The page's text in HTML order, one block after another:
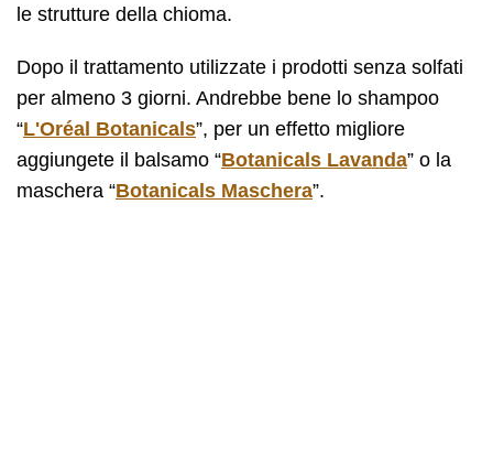
le strutture della chioma.
Dopo il trattamento utilizzate i prodotti senza solfati
per almeno 3 giorni. Andrebbe bene lo shampoo
“L'Oréal Botanicals”, per un effetto migliore
aggiungete il balsamo “Botanicals Lavanda” o la
maschera “Botanicals Maschera”.